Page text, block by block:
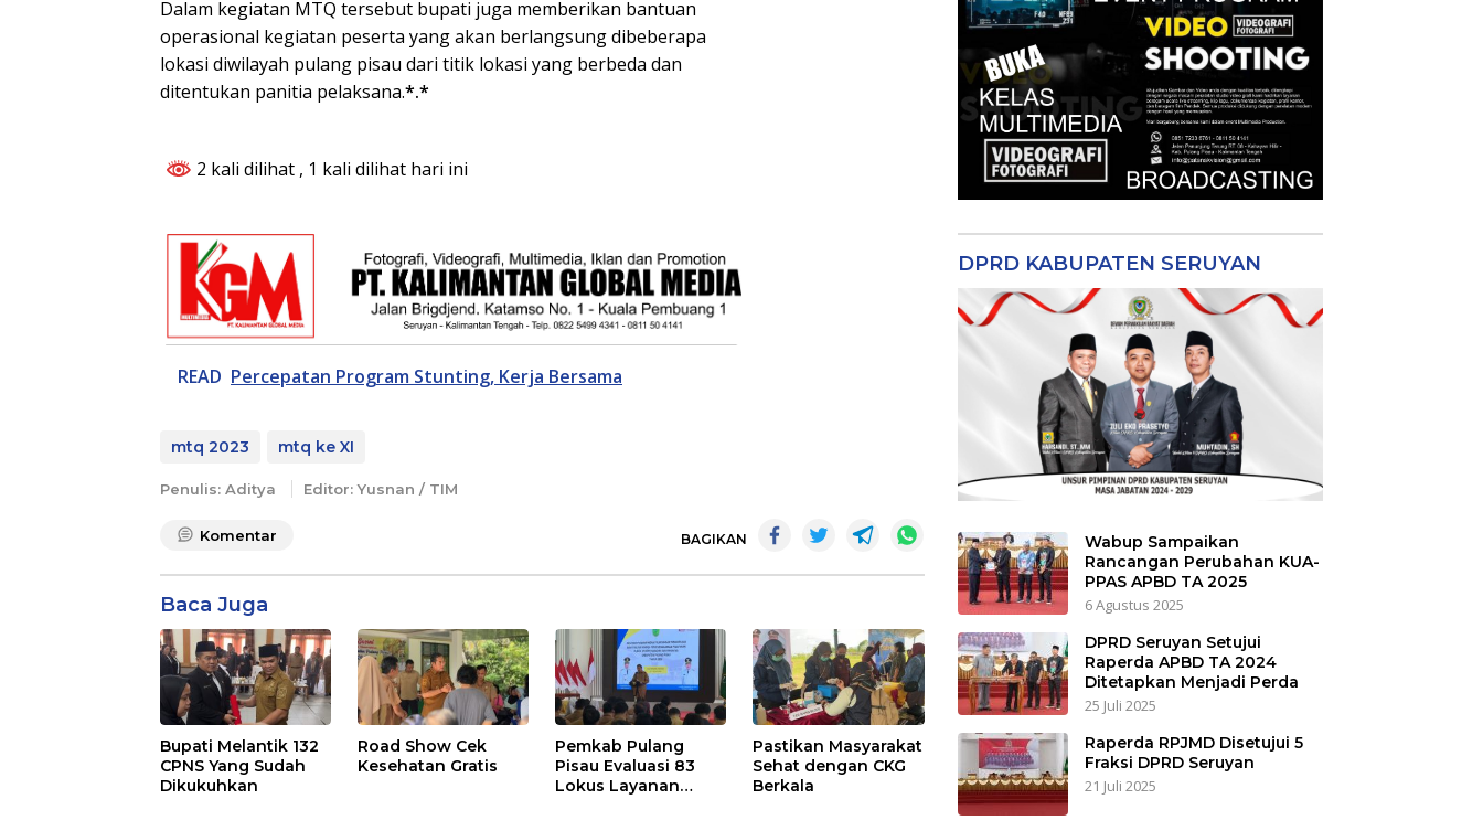
Dalam kegiatan MTQ tersebut bupati juga memberikan bantuan
operasional kegiatan peserta yang akan berlangsung dibeberapa
lokasi diwilayah pulang pisau dari titik lokasi yang berbeda dan
ditentukan panitia pelaksana.*.*
2 kali dilihat , 1 kali dilihat hari ini
READ Percepatan Program Stunting, Kerja Bersama
mtq 2023 mtq ke XI
Penulis: Aditya Editor: Yusnan / TIM
Komentar BAGIKAN
Baca Juga
Bupati Melantik 132
CPNS Yang Sudah
Dikukuhkan
Road Show Cek
Kesehatan Gratis
Pemkab Pulang
Pisau Evaluasi 83
Lokus Layanan
Pastikan Masyarakat
Sehat dengan CKG
Berkala
DPRD KABUPATEN SERUYAN
Wabup Sampaikan
Rancangan Perubahan KUA-
PPAS APBD TA 2025
6 Agustus 2025
DPRD Seruyan Setujui
Raperda APBD TA 2024
Ditetapkan Menjadi Perda
25 Juli 2025
Raperda RPJMD Disetujui 5
Fraksi DPRD Seruyan
21 Juli 2025